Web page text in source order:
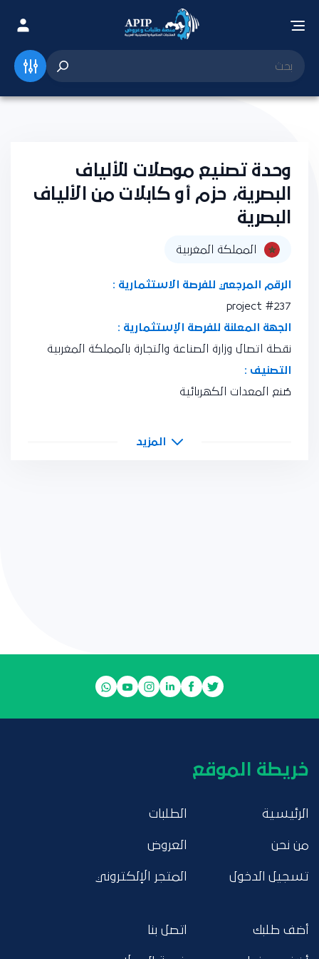
وحدة تصنيع موصلات للألياف
البصرية، حزم أو كابلات من الألياف
البصرية
المملكة المغربية
الرقم المرجعي للفرصة الاستثمارية :
project #237
الجهة المعلنة للفرصة الإستثمارية :
نقطة اتصال وزارة الصناعة والتجارة بالمملكة المغربية
التصنيف :
صُنع المعدات الكهربائية
المزيد
خريطة الموقع
الرئيسية
من نحن
تسجيل الدخول
الطلبات
العروض
المتجر الإلكتروني
أضف طلبك اتصل بنا